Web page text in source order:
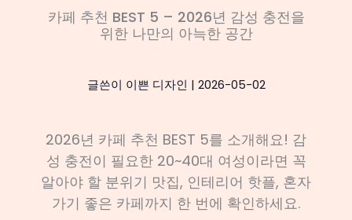
카페 추천 BEST 5 – 2026년 감성 충전을
위한 나만의 아늑한 공간
글쓴이 이쁜 디자인 | 2026-05-02
2026년 카페 추천 BEST 5를 소개해요! 감
성 충전이 필요한 20~40대 여성이라면 꼭
알아야 할 분위기 맛집, 인테리어 핫플, 혼자
가기 좋은 카페까지 한 번에 확인하세요.